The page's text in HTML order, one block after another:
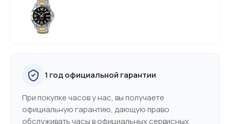
1 год официальной гарантии
При покупке часов у нас, вы получаете
официальную гарантию, дающую право
обслуживать часы в официальных сервисных